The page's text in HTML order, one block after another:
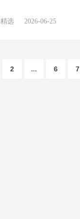
选 2026-06-25
2 ... 6 7